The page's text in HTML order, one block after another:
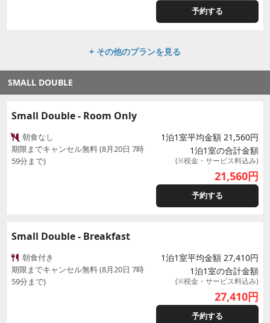
予約する
+ その他のプランを見る
SMALL DOUBLE
Small Double - Room Only
朝食なし
期限までキャンセル無料 (8月20日 7時
59分まで)
1泊1室平均金額 21,560円
1泊1室の合計金額
(※税金・サービス料込み)
21,560円
予約する
Small Double - Breakfast
朝食付き
期限までキャンセル無料 (8月20日 7時
59分まで)
1泊1室平均金額 27,410円
1泊1室の合計金額
(※税金・サービス料込み)
27,410円
予約する